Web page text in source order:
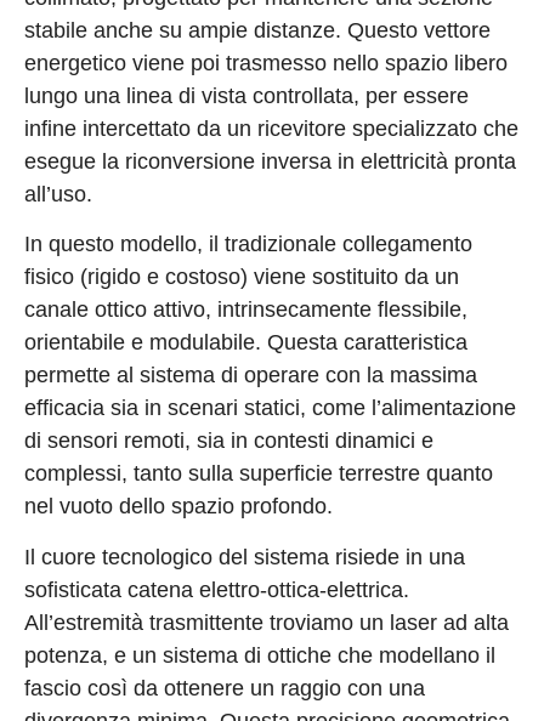
stabile anche su ampie distanze. Questo vettore
energetico viene poi trasmesso nello spazio libero
lungo una linea di vista controllata, per essere
infine intercettato da un ricevitore specializzato che
esegue la riconversione inversa in elettricità pronta
all’uso.
In questo modello, il tradizionale collegamento
fisico (rigido e costoso) viene sostituito da un
canale ottico attivo, intrinsecamente flessibile,
orientabile e modulabile. Questa caratteristica
permette al sistema di operare con la massima
efficacia sia in scenari statici, come l’alimentazione
di sensori remoti, sia in contesti dinamici e
complessi, tanto sulla superficie terrestre quanto
nel vuoto dello spazio profondo.
Il cuore tecnologico del sistema risiede in una
sofisticata catena elettro-ottica-elettrica.
All’estremità trasmittente troviamo un laser ad alta
potenza, e un sistema di ottiche che modellano il
fascio così da ottenere un raggio con una